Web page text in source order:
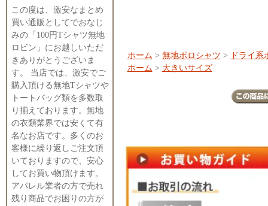
この度は、激安なまとめ
買い通販としてでおなじ
みの「100円Tシャツ無地
ロビン」にお越しいただ
きありがとうございま
す。 当店では、激安でご
購入頂ける無地Tシャツや
トートバッグ類を多数取
り揃えております。無地
の衣類業界では安くて有
名なお店です。多くのお
客様に繰り返しご注文頂
いておりますので、安心
してお買い物頂けます。
アパレル業者の方で売れ
残り商品でお困りの方が
ホーム > 無地ポロシャツ >
ドライ系
ホーム > 大きいサイズ